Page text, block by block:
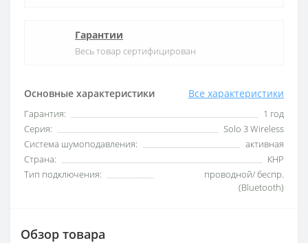
Основные характеристики Все характеристики
Гарантия:
1 год
Серия:
Solo 3 Wireless
Система шумоподавления:
активная
Страна:
КНР
Тип подключения:
проводной/ беспр.
(Bluetooth)
Гарантии
Весь товар сертифицирован
Обзор товара